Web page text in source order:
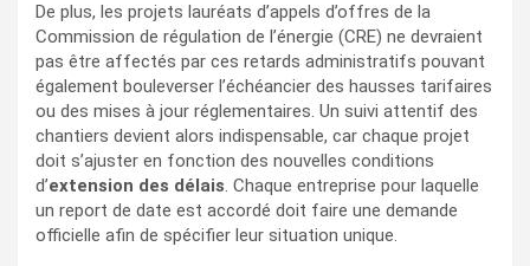
De plus, les projets lauréats d’appels d’offres de la
Commission de régulation de l’énergie (CRE) ne devraient
pas être affectés par ces retards administratifs pouvant
également bouleverser l’échéancier des hausses tarifaires
ou des mises à jour réglementaires. Un suivi attentif des
chantiers devient alors indispensable, car chaque projet
doit s’ajuster en fonction des nouvelles conditions
d’extension des délais. Chaque entreprise pour laquelle
un report de date est accordé doit faire une demande
officielle afin de spécifier leur situation unique.